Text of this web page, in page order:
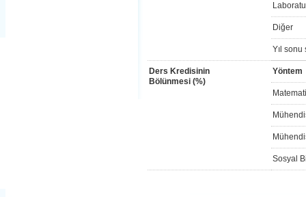
Diğer
Yıl sonu
Ders Kredisinin
Bölünmesi (%)
Yöntem
Sosyal